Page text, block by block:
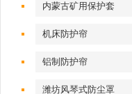
内蒙古矿用保护套
机床防护帘
铝制防护帘
潍坊风琴式防尘罩